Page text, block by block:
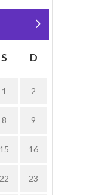
S D
1 2
8 9
15 16
22 23